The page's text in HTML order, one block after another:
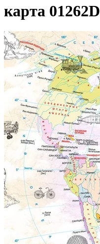
карта 01262D